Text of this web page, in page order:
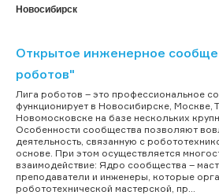
Новосибирск
Открытое инженерное
роботов"
Лига роботов – это профессиональное
функционирует в Новосибирске, Москве,
Новомосковске на базе нескольких
Особенности сообщества позволяют
деятельность, связанную с
основе. При этом осуществляется
взаимодействие: Ядро сообщества –
преподаватели и инженеры, которые
робототехнической мастерской, пр...